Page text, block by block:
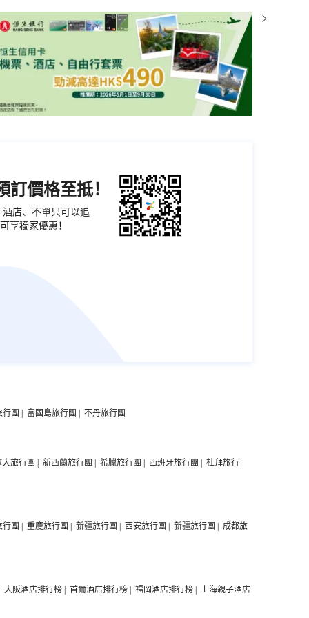
價格至抵！
店、不單只可以追
享獨家優惠！
行團 | 富國島旅行團 | 不丹旅行團
旅行團 | 新西蘭旅行團 | 希臘旅行團 | 西班牙旅行團 | 杜拜旅行
行團 | 重慶旅行團 | 新疆旅行團 | 西安旅行團 | 新疆旅行團 | 成都旅
大阪酒店排行榜 | 首爾酒店排行榜 | 福岡酒店排行榜 | 上海親子酒店